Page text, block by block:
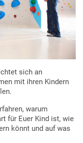
sich an
mit ihren Kindern
warum
für Euer Kind ist, wie
könnt und auf was